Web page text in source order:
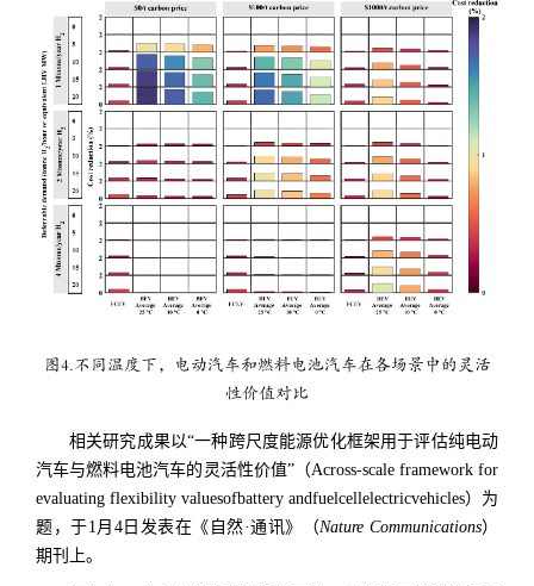
图4.不同温度下，电动汽车和燃料电池汽车在各场景中的灵活
性价值对比
相关研究成果以“一种跨尺度能源优化框架用于评估纯电动
汽车与燃料电池汽车的灵活性价值”（Across-scale framework for
evaluating flexibility valuesofbattery andfuelcellelectricvehicles）为
题，于1月4日发表在《自然·通讯》（Nature Communications）
期刊
上。